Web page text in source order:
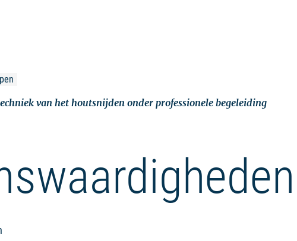
van het houtsnijden onder professionele begeleiding